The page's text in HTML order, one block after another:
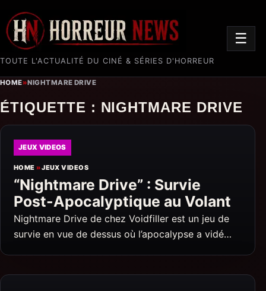
TOUTE L'ACTUALITÉ DU CINÉ & SÉRIES D'HORREUR
☰
HOME»NIGHTMARE DRIVE
ÉTIQUETTE : NIGHTMARE DRIVE
JEUX VIDEOS
HOME »JEUX VIDEOS
“Nightmare Drive” : Survie
Post-Apocalyptique au Volant
Nightmare Drive de chez Voidfiller est un jeu de
survie en vue de dessus où l’apocalypse a vidé…